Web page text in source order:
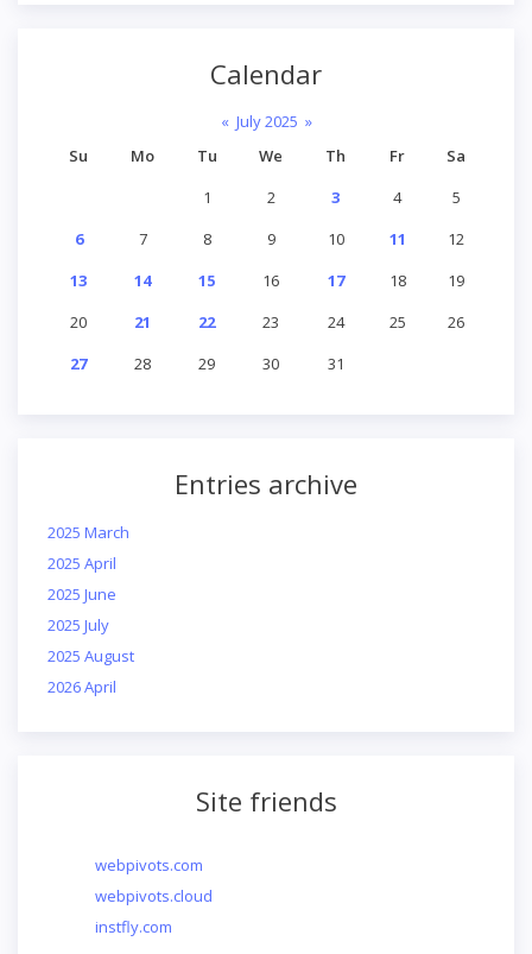
Calendar
« July 2025 »
Su
Mo Tu We Th Fr
Sa
1
2 3 4
5
6
7 8 9 10 11
12
13
14 15 16 17 18
19
20
21 22 23 24 25
26
27
28 29 30 31
Entries archive
2025 March
2025 April
2025 June
2025 July
2025 August
2026 April
Site friends
webpivots.com
webpivots.cloud
instfly.com